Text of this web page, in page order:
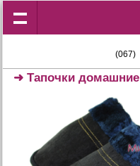
(067)
➜Тапочки домашние